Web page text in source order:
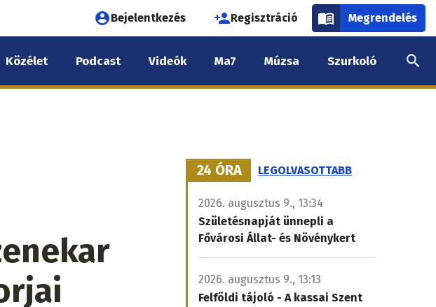
Felhasználói
fiók
menüje
Bejelentkezés Regisztráció Megrendelés
Közélet Podcast Videók Ma7 Múzsa Szurkoló
24 ÓRA LEGOLVASOTTABB
2026. augusztus 9., 13:34
Születésnapját ünnepli a
Fővárosi Állat- és Növénykert
2026. augusztus 9., 13:13
Felföldi tájoló - A kassai Szent